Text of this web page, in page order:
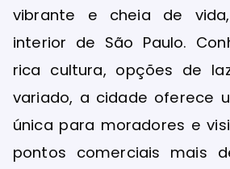
vibrante e cheia de
interior de São Paulo.
rica cultura, opções de
variado, a cidade oferece
única para moradores e
pontos comerciais mais